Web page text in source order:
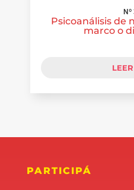
Psicoanálisis de
marco o
PARTICIPÁ